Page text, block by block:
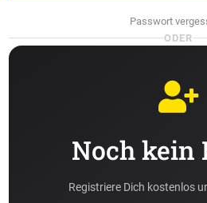
Passwort
ODER
Noch kein
Registriere Dich kostenlos